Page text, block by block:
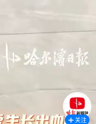
关注